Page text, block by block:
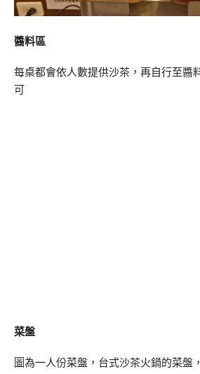
醬料區
每桌都會依人數提供沙茶，再自行至醬
可
菜盤
圖為一人份菜盤，台式沙茶火鍋的菜盤